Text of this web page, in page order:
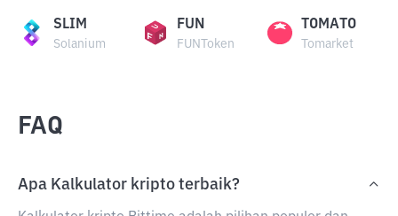
SLIM
Solanium
FUN
FUNToken
TOMATO
Tomarket
FAQ
Apa Kalkulator kripto terbaik?